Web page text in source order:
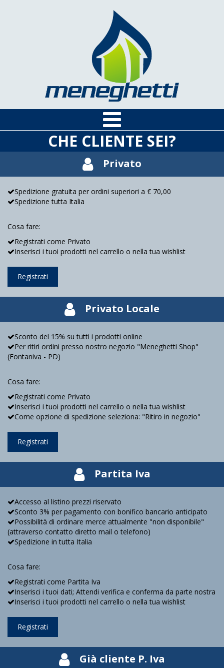
CHE CLIENTE SEI?
Privato
Spedizione gratuita per ordini superiori a € 70,00
Spedizione tutta Italia
Cosa fare:
Registrati come Privato
Inserisci i tuoi prodotti nel carrello o nella tua wishlist
Registrati
Privato Locale
Sconto del 15% su tutti i prodotti online
Per ritiri ordini presso nostro negozio "Meneghetti Shop"
(Fontaniva - PD)
Cosa fare:
Registrati come Privato
Inserisci i tuoi prodotti nel carrello o nella tua wishlist
Come opzione di spedizione seleziona: "Ritiro in negozio"
Registrati
Partita Iva
Accesso al listino prezzi riservato
Sconto 3% per pagamento con bonifico bancario anticipato
Possibilità di ordinare merce attualmente "non disponibile"
(attraverso contatto diretto mail o telefono)
Spedizione in tutta Italia
Cosa fare:
Registrati come Partita Iva
Inserisci i tuoi dati; Attendi verifica e conferma da parte nostra
Inserisci i tuoi prodotti nel carrello o nella tua wishlist
Registrati
Già cliente P. Iva